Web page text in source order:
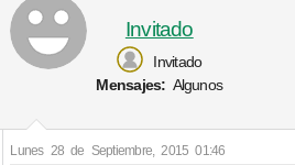
Invitado
Invitado
Mensajes: Algunos
Lunes 28 de Septiembre, 2015 01:46